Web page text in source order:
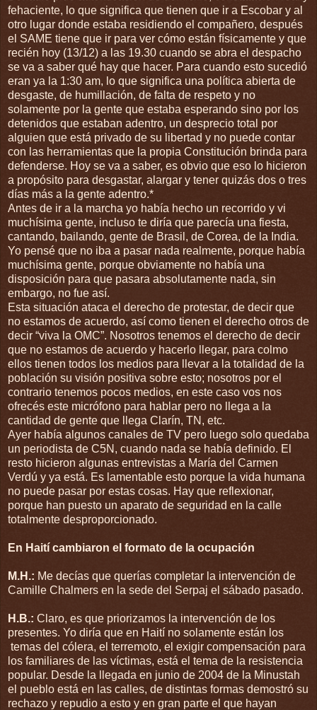
fehaciente, lo que significa que tienen que ir a Escobar y al
otro lugar donde estaba residiendo el compañero, después
el SAME tiene que ir para ver cómo están físicamente y que
recién hoy (13/12) a las 19.30 cuando se abra el despacho
se va a saber qué hay que hacer. Para cuando esto sucedió
eran ya la 1:30 am, lo que significa una política abierta de
desgaste, de humillación, de falta de respeto y no
solamente por la gente que estaba esperando sino por los
detenidos que estaban adentro, un desprecio total por
alguien que está privado de su libertad y no puede contar
con las herramientas que la propia Constitución brinda para
defenderse. Hoy se va a saber, es obvio que eso lo hicieron
a propósito para desgastar, alargar y tener quizás dos o tres
días más a la gente adentro.*
Antes de ir a la marcha yo había hecho un recorrido y vi
muchísima gente, incluso te diría que parecía una fiesta,
cantando, bailando, gente de Brasil, de Corea, de la India.
Yo pensé que no iba a pasar nada realmente, porque había
muchísima gente, porque obviamente no había una
disposición para que pasara absolutamente nada, sin
embargo, no fue así.
Esta situación ataca el derecho de protestar, de decir que
no estamos de acuerdo, así como tienen el derecho otros de
decir “viva la OMC”. Nosotros tenemos el derecho de decir
que no estamos de acuerdo y hacerlo llegar, para colmo
ellos tienen todos los medios para llevar a la totalidad de la
población su visión positiva sobre esto; nosotros por el
contrario tenemos pocos medios, en este caso vos nos
ofrecés este micrófono para hablar pero no llega a la
cantidad de gente que llega Clarín, TN, etc.
Ayer había algunos canales de TV pero luego solo quedaba
un periodista de C5N, cuando nada se había definido. El
resto hicieron algunas entrevistas a María del Carmen
Verdú y ya está. Es lamentable esto porque la vida humana
no puede pasar por estas cosas. Hay que reflexionar,
porque han puesto un aparato de seguridad en la calle
totalmente desproporcionado.
En Haití cambiaron el formato de la ocupación
M.H.: Me decías que querías completar la intervención de
Camille Chalmers en la sede del Serpaj el sábado pasado.
H.B.: Claro, es que priorizamos la intervención de los
presentes. Yo diría que en Haití no solamente están los
temas del cólera, el terremoto, el exigir compensación para
los familiares de las víctimas, está el tema de la resistencia
popular. Desde la llegada en junio de 2004 de la Minustah
el pueblo está en las calles, de distintas formas demostró su
rechazo y repudio a esto y en gran parte el que hayan